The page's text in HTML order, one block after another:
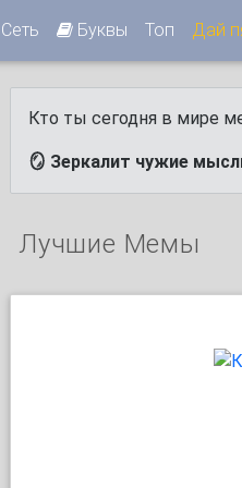
Сеть Буквы Топ Дай
Кто ты сегодня в мире
🪞 Зеркалит чужие
Лучшие Мемы